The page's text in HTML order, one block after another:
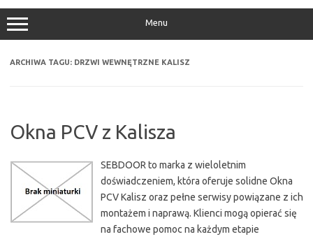
Menu
ARCHIWA TAGU: DRZWI WEWNĘTRZNE KALISZ
Okna PCV z Kalisza
SEBDOOR to marka z wieloletnim
doświadczeniem, która oferuje solidne Okna
PCV Kalisz oraz pełne serwisy powiązane z ich
montażem i naprawą. Klienci mogą opierać się
na fachowe pomoc na każdym etapie